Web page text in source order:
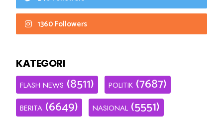
1360 Followers
KATEGORI
FLASH NEWS (8511) POLITIK (7687)
BERITA (6649) NASIONAL (5551)